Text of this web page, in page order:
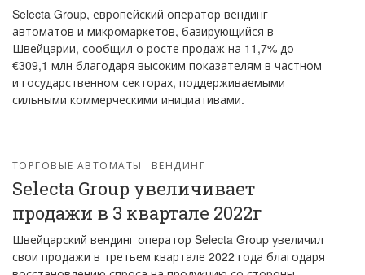
Selecta Group, европейский оператор вендинг
автоматов и микромаркетов, базирующийся в
Швейцарии, сообщил о росте продаж на 11,7% до
€309,1 млн благодаря высоким показателям в частном
и государственном секторах, поддерживаемыми
сильными коммерческими инициативами.
ТОРГОВЫЕ АВТОМАТЫ ВЕНДИНГ
Selecta Group увеличивает
продажи в 3 квартале 2022г
Швейцарский вендинг оператор Selecta Group увеличил
свои продажи в третьем квартале 2022 года благодаря